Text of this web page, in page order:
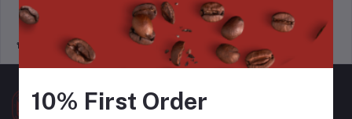
นโยบายการสนับสนุนการขาย นโยบายความเป็นส่วนตัว
10% First Order